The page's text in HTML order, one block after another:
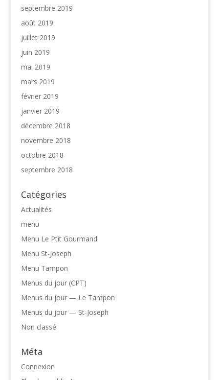
septembre 2019
août 2019
juillet 2019
juin 2019
mai 2019
mars 2019
février 2019
janvier 2019
décembre 2018
novembre 2018
octobre 2018
septembre 2018
Catégories
Actualités
menu
Menu Le Ptit Gourmand
Menu St-Joseph
Menu Tampon
Menus du jour (CPT)
Menus du jour — Le Tampon
Menus du jour — St-Joseph
Non classé
Méta
Connexion